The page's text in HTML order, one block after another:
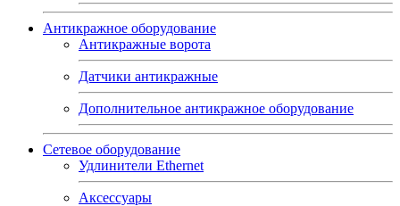
Антикражное оборудование
Антикражные ворота
Датчики антикражные
Дополнительное антикражное оборудование
Сетевое оборудование
Удлинители Ethernet
Аксессуары